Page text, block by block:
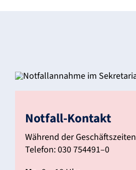
Notfall-Kontakt
Während der Geschäfts­zeiten
Telefon: 030 754491–0